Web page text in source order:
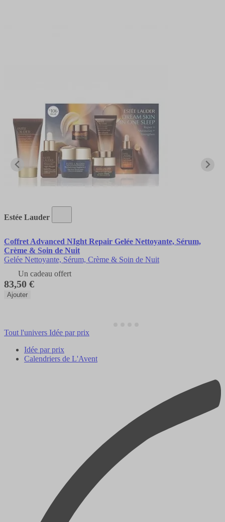
Estée Lauder
Coffret Advanced NIght Repair Gelée Nettoyante, Sérum,
Crème & Soin de Nuit
Gelée Nettoyante, Sérum, Crème & Soin de Nuit
Un cadeau offert
83,50 €
Ajouter
Tout l'univers Idée par prix
Idée par prix
Calendriers de L'Avent